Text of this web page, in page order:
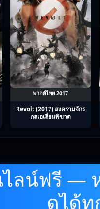
พากย์ไทย 2017
Revolt (2017) สงครามจักร
กลเอเลี่ยนพิฆาต
ลน์ฟรี —
ดูได้